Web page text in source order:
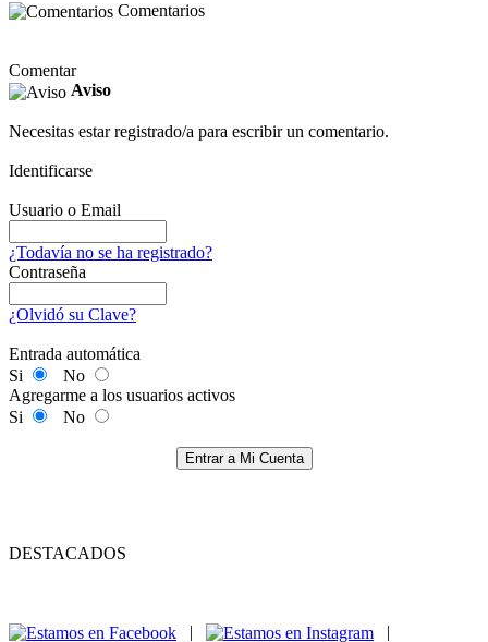
Comentarios
Comentar
Aviso
Necesitas estar registrado/a para escribir un comentario.
Identificarse
Usuario o Email
¿Todavía no se ha registrado?
Contraseña
¿Olvidó su Clave?
Entrada automática
Si
No
Agregarme a los usuarios activos
Si
No
Entrar a Mi Cuenta
DESTACADOS
|
|